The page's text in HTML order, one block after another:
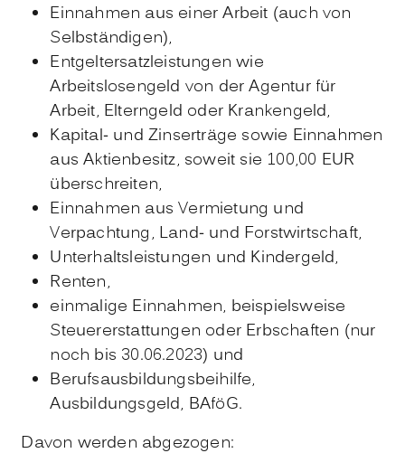
Einnahmen aus einer Arbeit (auch von
Selbständigen),
Entgeltersatzleistungen wie
Arbeitslosengeld von der Agentur für
Arbeit, Elterngeld oder Krankengeld,
Kapital- und Zinserträge sowie Einnahmen
aus Aktienbesitz, soweit sie 100,00 EUR
überschreiten,
Einnahmen aus Vermietung und
Verpachtung, Land- und Forstwirtschaft,
Unterhaltsleistungen und Kindergeld,
Renten,
einmalige Einnahmen, beispielsweise
Steuererstattungen oder Erbschaften (nur
noch bis 30.06.2023) und
Berufsausbildungsbeihilfe,
Ausbildungsgeld, BAföG.
Davon werden abgezogen: